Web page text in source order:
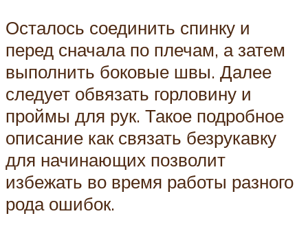
Осталось соединить спинку и
перед сначала по плечам, а затем
выполнить боковые швы. Далее
следует обвязать горловину и
проймы для рук. Такое подробное
описание как связать безрукавку
для начинающих позволит
избежать во время работы разного
рода ошибок.